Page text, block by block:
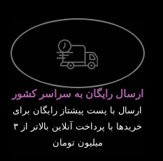
ارسال رایگان به سراسر کشور
ارسال با پست پیشتاز رایگان برای
خریدها با پرداخت آنلاین بالاتر از ۳
میلیون تومان